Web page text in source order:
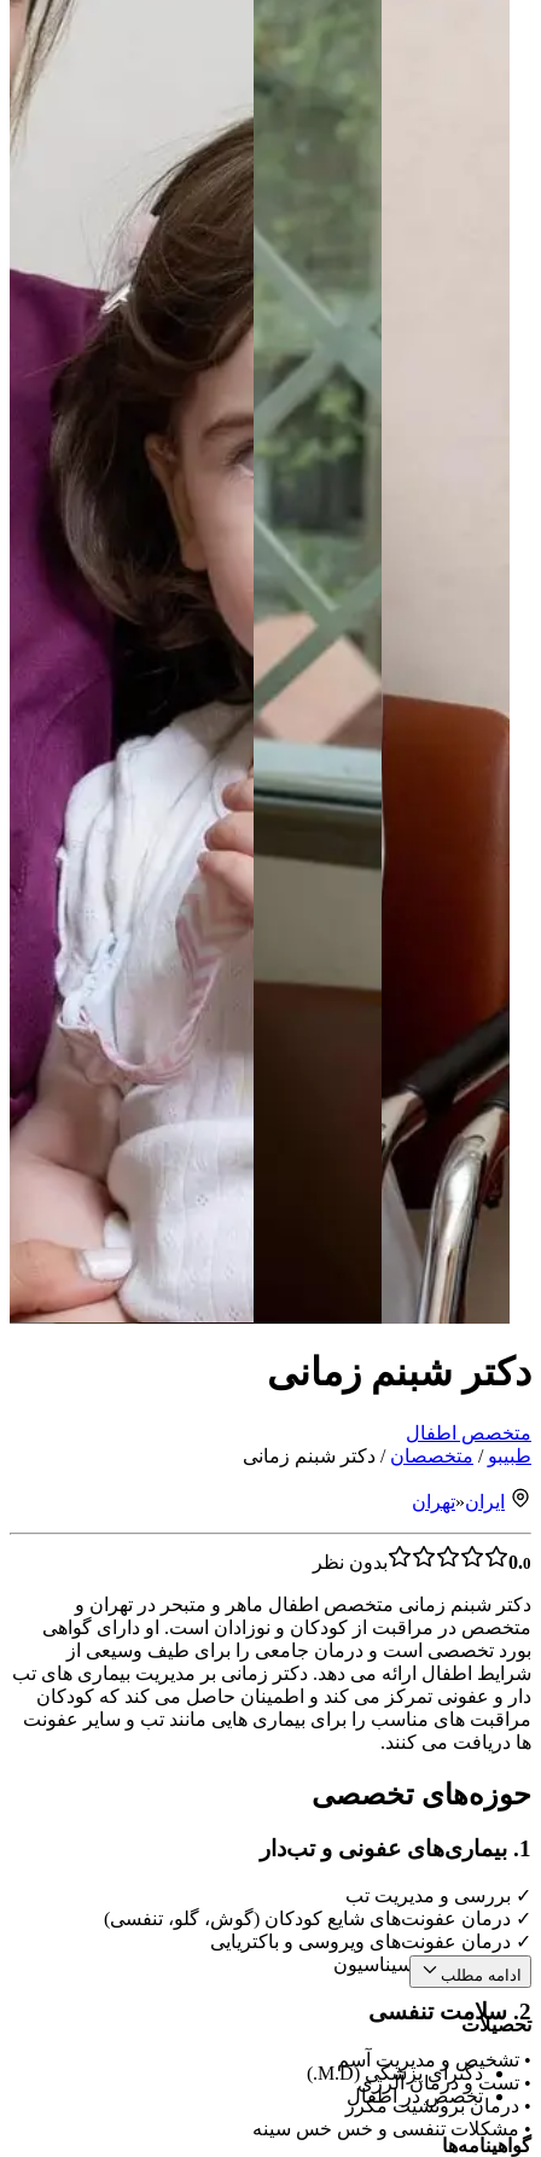
دکتر شبنم زمانی
متخصص اطفال
طبیبو / متخصصان / دکتر شبنم زمانی
ایران«تهران
0.0 بدون نظر
دکتر شبنم زمانی متخصص اطفال ماهر و متبحر در تهران و
متخصص در مراقبت از کودکان و نوزادان است. او دارای گواهی
بورد تخصصی است و درمان جامعی را برای طیف وسیعی از
شرایط اطفال ارائه می دهد. دکتر زمانی بر مدیریت بیماری های تب
دار و عفونی تمرکز می کند و اطمینان حاصل می کند که کودکان
مراقبت های مناسب را برای بیماری هایی مانند تب و سایر عفونت
ها دریافت می کنند.
حوزه‌های تخصصی
1. بیماری‌های عفونی و تب‌دار
✓ بررسی و مدیریت تب
✓ درمان عفونت‌های شایع کودکان (گوش، گلو، تنفسی)
✓ درمان عفونت‌های ویروسی و باکتریایی
✓ راهنمایی واکسیناسیون
2. سلامت تنفسی
• تشخیص و مدیریت آسم
• تست و درمان آلرژی
• درمان برونشیت مکرر
• مشکلات تنفسی و خس خس سینه
ادامه مطلب
تحصیلات
دکترای پزشکی (M.D.)
تخصص در اطفال
گواهینامه‌ها